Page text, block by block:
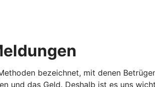
bezeichnet, mit denen
und das Geld. Deshalb ist es uns